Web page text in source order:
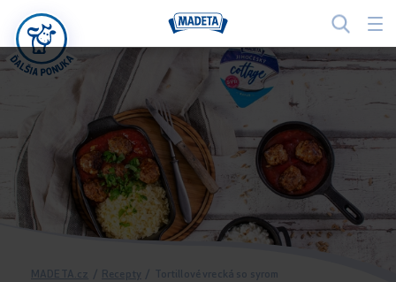
MADETA.cz / Recepty /
Tortillové vrecká so syrom